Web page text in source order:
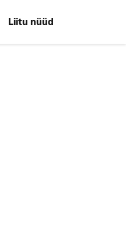
Liitu nüüd